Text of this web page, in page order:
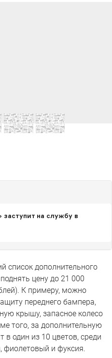
на службу в
список дополнительного
цену до 21 000
К примеру, можно
переднего бампера,
крышу, запасное колесо
того, за дополнительную
в один из 10 цветов, среди
фиолетовый и фуксия.